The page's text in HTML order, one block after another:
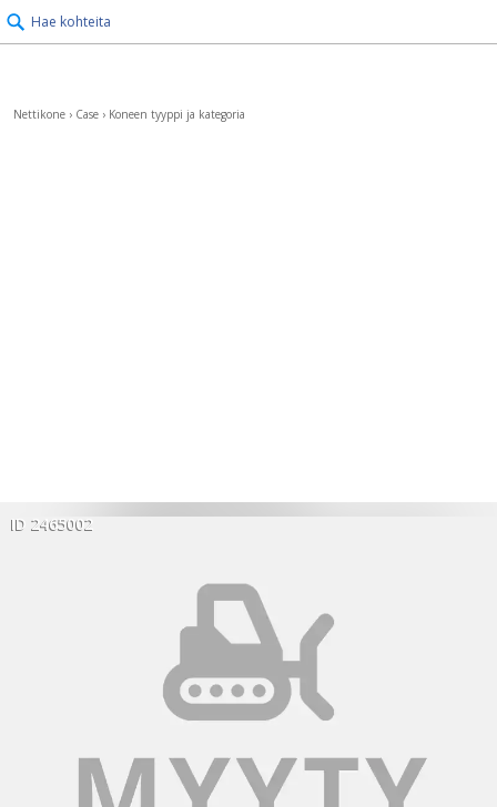
Hae kohteita
Nettikone › Case › Koneen tyyppi ja kategoria
ID 2465002